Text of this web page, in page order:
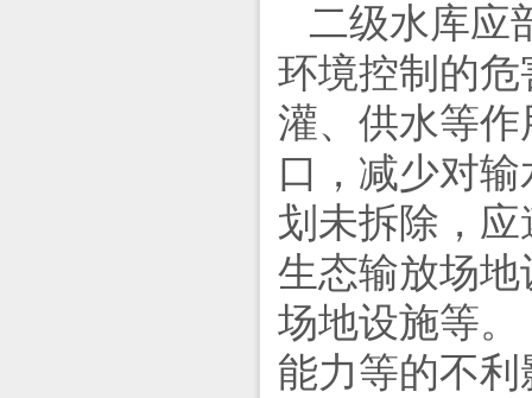
二级水库应
环境控制的
灌、供水等
口，减少对
划未拆除，
生态输放场
场地设施等
能力等的不利